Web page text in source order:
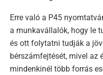
Erre való a P45
a munkavállalók, hogy le
és ott folytatni tudják a
bérszámfejtését, mivel az
mindenkinél több forrás